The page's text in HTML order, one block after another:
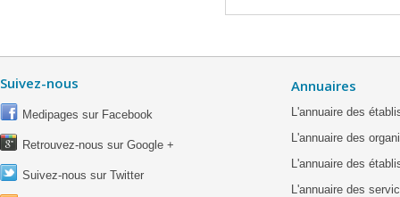
Suivez-nous
Medipages sur Facebook
Retrouvez-nous sur Google +
Suivez-nous sur Twitter
Annuaires
L'annuaire des
L'annuaire des
L'annuaire des
L'annuaire des